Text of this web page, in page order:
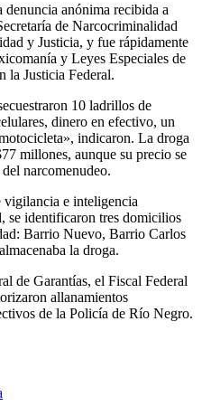
anónima recibida a
de Narcocriminalidad
y Justicia, y fue rápidamente
y Leyes Especiales de
la Justicia Federal.
10 ladrillos de
dinero en efectivo, un
indicaron. La droga
millones, aunque su precio se
narcomenudeo.
vigilancia e inteligencia
se identificaron tres domicilios
Barrio Nuevo, Barrio Carlos
la droga.
de Garantías, el Fiscal Federal
allanamientos
de la Policía de Río Negro.